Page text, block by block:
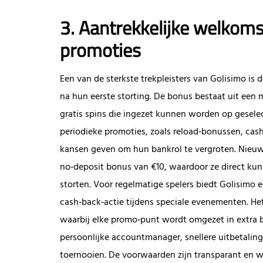
3. Aantrekkelijke
promoties
Een van de sterkste trekpleisters van Golisimo
na hun eerste storting. De bonus bestaat uit
gratis spins die ingezet kunnen worden op
periodieke promoties, zoals reload‑bonussen,
kansen geven om hun bankrol te vergroten.
no‑deposit bonus van €10, waardoor ze direct
storten. Voor regelmatige spelers biedt Golisimo
cash‑back‑actie tijdens speciale evenementen.
waarbij elke promo‑punt wordt omgezet in extra
persoonlijke accountmanager, snellere
toernooien. De voorwaarden zijn transparant en